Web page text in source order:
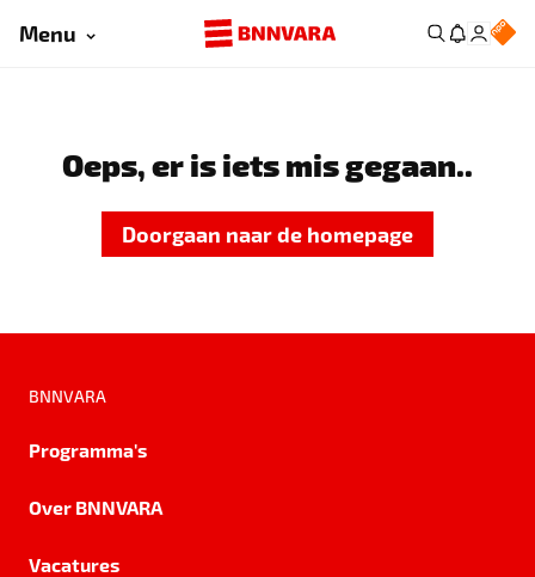
Menu
Oeps, er is iets mis gegaan..
Doorgaan naar de homepage
BNNVARA
Programma's
Over BNNVARA
Vacatures